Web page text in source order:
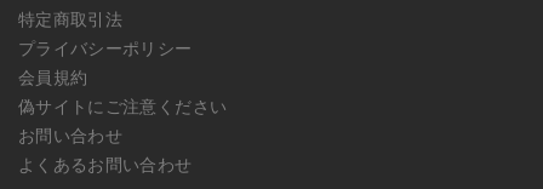
特定商取引法
プライバシーポリシー
会員規約
偽サイトにご注意ください
お問い合わせ
よくあるお問い合わせ